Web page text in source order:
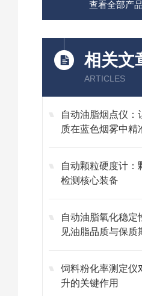
查看全部产
相关文
ARTICLES
自动油脂烟点仪：
质在蓝色烟雾中精
自动颗粒硬度计：
检测核心装备
自动油脂氧化稳定
见油脂品质与保质
饲料粉化率测定仪
升的关键作用